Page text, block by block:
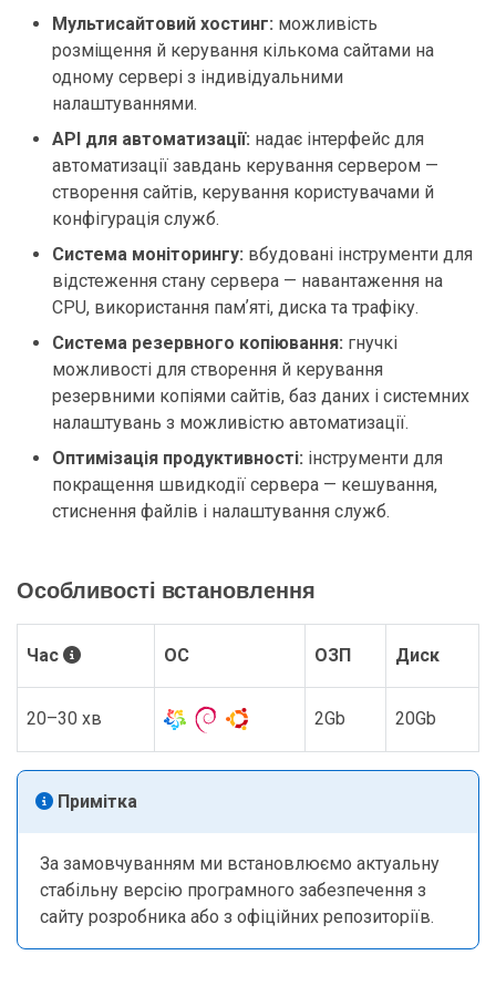
Мультисайтовий хостинг: можливість
розміщення й керування кількома сайтами на
одному сервері з індивідуальними
налаштуваннями.
API для автоматизації: надає інтерфейс для
автоматизації завдань керування сервером —
створення сайтів, керування користувачами й
конфігурація служб.
Система моніторингу: вбудовані інструменти для
відстеження стану сервера — навантаження на
CPU, використання памʼяті, диска та трафіку.
Система резервного копіювання: гнучкі
можливості для створення й керування
резервними копіями сайтів, баз даних і системних
налаштувань з можливістю автоматизації.
Оптимізація продуктивності: інструменти для
покращення швидкодії сервера — кешування,
стиснення файлів і налаштування служб.
Особливості встановлення
Час ОС ОЗП Диск
20–30 хв 2Gb 20Gb
Примітка
За замовчуванням ми встановлюємо актуальну
стабільну версію програмного забезпечення з
сайту розробника або з офіційних репозиторіїв.